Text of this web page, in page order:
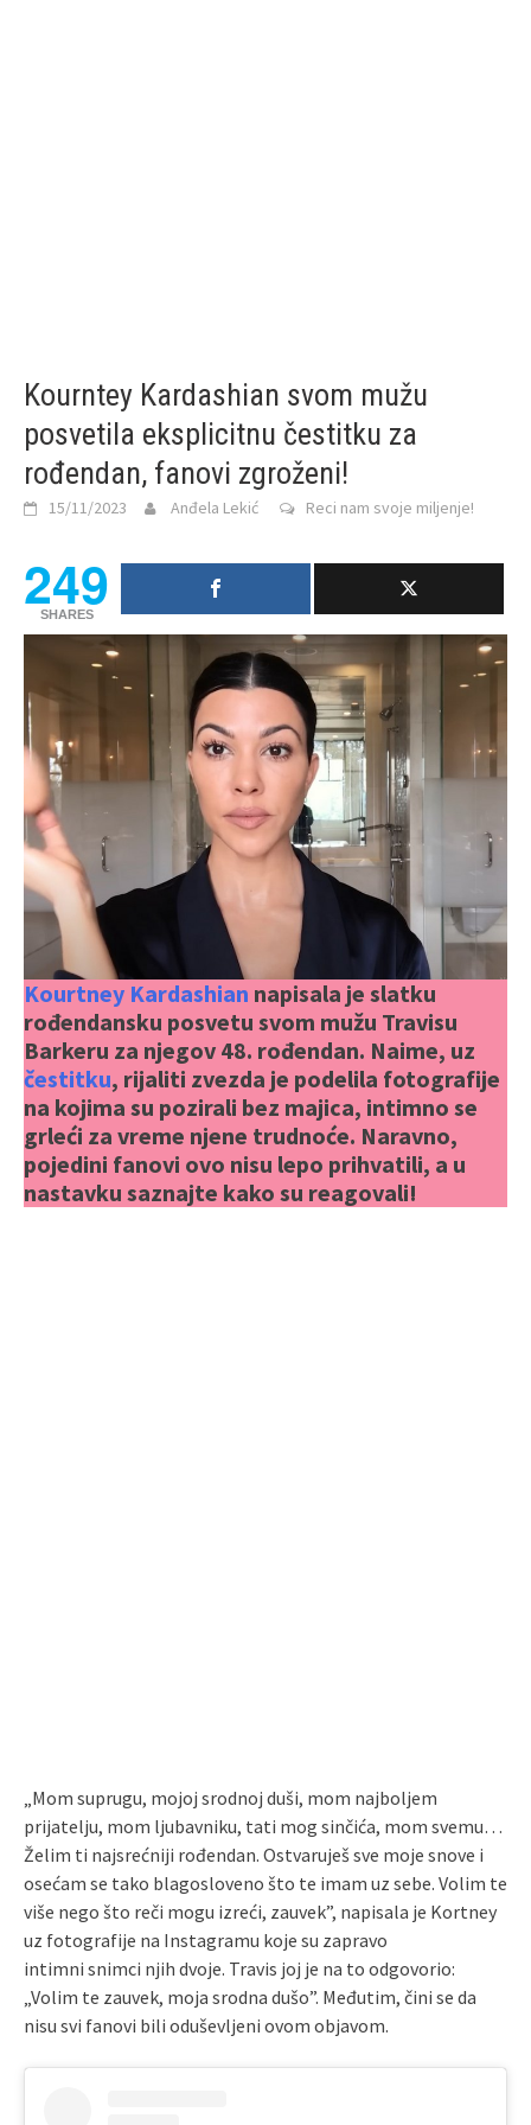
Kourntey Kardashian svom mužu
posvetila eksplicitnu čestitku za
rođendan, fanovi zgroženi!
15/11/2023 Anđela Lekić Reci nam svoje miljenje!
249
SHARES
Kourtney Kardashian napisala je slatku
rođendansku posvetu svom mužu Travisu
Barkeru za njegov 48. rođendan. Naime, uz
čestitku, rijaliti zvezda je podelila fotografije
na kojima su pozirali bez majica, intimno se
grleći za vreme njene trudnoće. Naravno,
pojedini fanovi ovo nisu lepo prihvatili, a u
nastavku saznajte kako su reagovali!
„Mom suprugu, mojoj srodnoj duši, mom najboljem
prijatelju, mom ljubavniku, tati mog sinčića, mom svemu…
Želim ti najsrećniji rođendan. Ostvaruješ sve moje snove i
osećam se tako blagosloveno što te imam uz sebe. Volim te
više nego što reči mogu izreći, zauvek”, napisala je Kortney
uz fotografije na Instagramu koje su zapravo
intimni snimci njih dvoje. Travis joj je na to odgovorio:
„Volim te zauvek, moja srodna dušo”. Međutim, čini se da
nisu svi fanovi bili oduševljeni ovom objavom.